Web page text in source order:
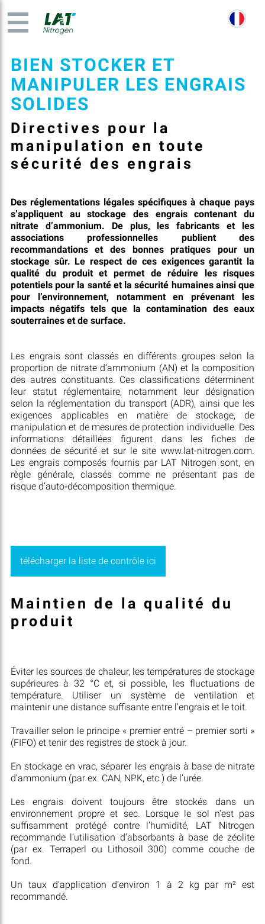
BIEN STOCKER ET
MANIPULER LES ENGRAIS
SOLIDES
Directives pour la
manipulation en toute
sécurité des engrais
Des réglementations légales spécifiques à chaque pays
s’appliquent au stockage des engrais contenant du
nitrate d’ammonium. De plus, les fabricants et les
associations professionnelles publient des
recommandations et des bonnes pratiques pour un
stockage sûr. Le respect de ces exigences garantit la
qualité du produit et permet de réduire les risques
potentiels pour la santé et la sécurité humaines ainsi que
pour l’environnement, notamment en prévenant les
impacts négatifs tels que la contamination des eaux
souterraines et de surface.
Les engrais sont classés en différents groupes selon la
proportion de nitrate d’ammonium (AN) et la composition
des autres constituants. Ces classifications déterminent
leur statut réglementaire, notamment leur désignation
selon la réglementation du transport (ADR), ainsi que les
exigences applicables en matière de stockage, de
manipulation et de mesures de protection individuelle. Des
informations détaillées figurent dans les fiches de
données de sécurité et sur le site www.lat-nitrogen.com.
Les engrais composés fournis par LAT Nitrogen sont, en
règle générale, classés comme ne présentant pas de
risque d’auto‑décomposition thermique.
télécharger la liste de contrôle ici
Maintien de la qualité du
produit
Éviter les sources de chaleur, les températures de stockage
supérieures à 32 °C et, si possible, les fluctuations de
température. Utiliser un système de ventilation et
maintenir une distance suffisante entre l’engrais et le toit.
Travailler selon le principe « premier entré – premier sorti »
(FIFO) et tenir des registres de stock à jour.
En stockage en vrac, séparer les engrais à base de nitrate
d’ammonium (par ex. CAN, NPK, etc.) de l’urée.
Les engrais doivent toujours être stockés dans un
environnement propre et sec. Lorsque le sol n’est pas
suffisamment protégé contre l’humidité, LAT Nitrogen
recommande l’utilisation d’absorbants à base de zéolite
(par ex. Terraperl ou Lithosoil 300) comme couche de
fond.
Un taux d’application d’environ 1 à 2 kg par m² est
recommandé.